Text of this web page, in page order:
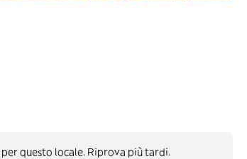
questo locale. Riprova più tardi.